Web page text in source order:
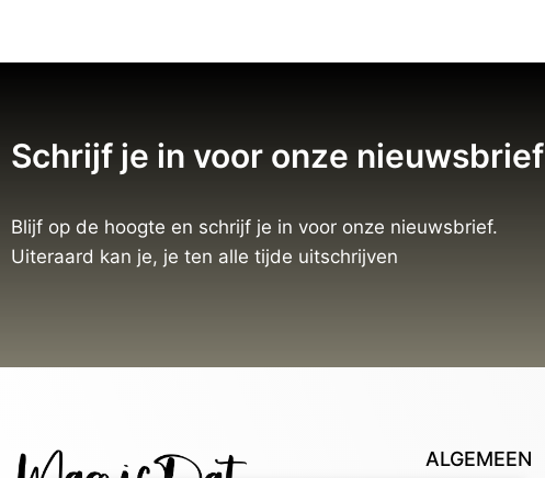
Schrijf je in voor onze nieuwsbrief
Blijf op de hoogte en schrijf je in voor onze nieuwsbrief.
Uiteraard kan je, je ten alle tijde uitschrijven
ALGEMEEN